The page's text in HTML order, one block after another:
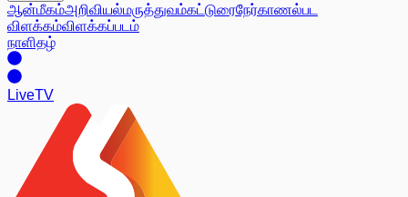
ஆன்மீகம்அறிவியல்மருத்துவம்கட்டுரைநேர்காணல்பட
விளக்கம்விளக்கப்படம்
நாளிதழ்
LiveTV